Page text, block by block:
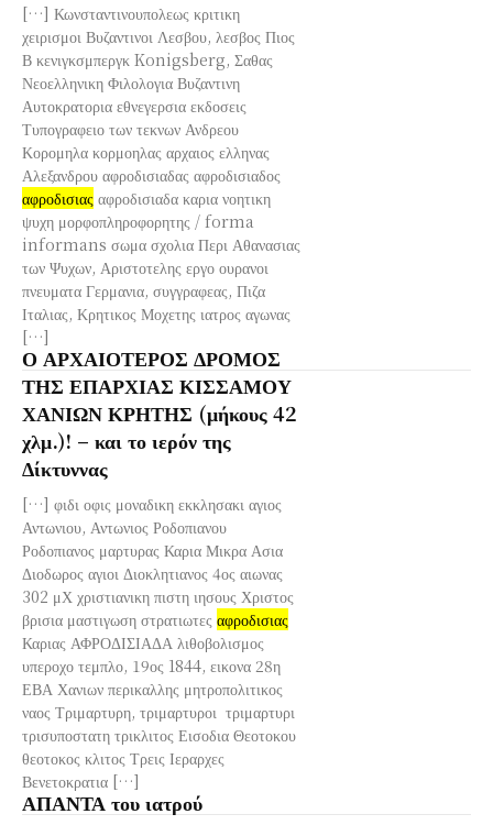
[…] Κωνσταντινουπολεως κριτικη
χειρισμοι Βυζαντινοι Λεσβου, λεσβος Πιος
Β κενιγκσμπεργκ Konigsberg, Σαθας
Νεοελληνικη Φιλολογια Βυζαντινη
Αυτοκρατορια εθνεγερσια εκδοσεις
Τυπογραφειο των τεκνων Ανδρεου
Κορομηλα κορμοηλας αρχαιος ελληνας
Αλεξανδρου αφροδισιαδας αφροδισιαδος
αφροδισιας αφροδισιαδα καρια νοητικη
ψυχη μορφοπληροφορητης / forma
informans σωμα σχολια Περι Αθανασιας
των Ψυχων, Αριστοτελης εργο ουρανοι
πνευματα Γερμανια, συγγραφεας, Πιζα
Ιταλιας, Κρητικος Μοχετης ιατρος αγωνας
[…]
Ο ΑΡΧΑΙΟΤΕΡΟΣ ΔΡΟΜΟΣ
ΤΗΣ ΕΠΑΡΧΙΑΣ ΚΙΣΣΑΜΟΥ
ΧΑΝΙΩΝ ΚΡΗΤΗΣ (μήκους 42
χλμ.)! – και το ιερόν της
Δίκτυννας
[…] φιδι οφις μοναδικη εκκλησακι αγιος
Αντωνιου, Αντωνιος Ροδοπιανου
Ροδοπιανος μαρτυρας Καρια Μικρα Ασια
Διοδωρος αγιοι Διοκλητιανος 4ος αιωνας
302 μΧ χριστιανικη πιστη ιησους Χριστος
βρισια μαστιγωση στρατιωτες αφροδισιας
Καριας ΑΦΡΟΔΙΣΙΑΔΑ λιθοβολισμος
υπεροχο τεμπλο, 19ος 1844, εικονα 28η
ΕΒΑ Χανιων περικαλλης μητροπολιτικος
ναος Τριμαρτυρη, τριμαρτυροι τριμαρτυρι
τρισυποστατη τρικλιτος Εισοδια Θεοτοκου
θεοτοκος κλιτος Τρεις Ιεραρχες
Βενετοκρατια […]
ΑΠΑΝΤΑ του ιατρού